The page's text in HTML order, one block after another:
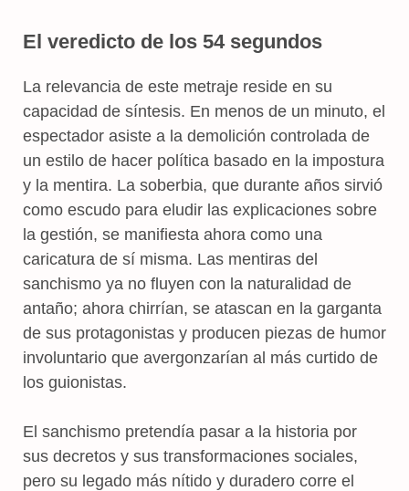
El veredicto de los 54 segundos
La relevancia de este metraje reside en su
capacidad de síntesis. En menos de un minuto, el
espectador asiste a la demolición controlada de
un estilo de hacer política basado en la impostura
y la mentira. La soberbia, que durante años sirvió
como escudo para eludir las explicaciones sobre
la gestión, se manifiesta ahora como una
caricatura de sí misma. Las mentiras del
sanchismo ya no fluyen con la naturalidad de
antaño; ahora chirrían, se atascan en la garganta
de sus protagonistas y producen piezas de humor
involuntario que avergonzarían al más curtido de
los guionistas.
El sanchismo pretendía pasar a la historia por
sus decretos y sus transformaciones sociales,
pero su legado más nítido y duradero corre el